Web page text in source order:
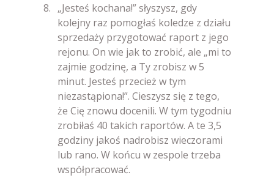
„Jesteś kochana!” słyszysz, gdy
kolejny raz pomogłaś koledze z działu
sprzedaży przygotować raport z jego
rejonu. On wie jak to zrobić, ale „mi to
zajmie godzinę, a Ty zrobisz w 5
minut. Jesteś przecież w tym
niezastąpiona!”. Cieszysz się z tego,
że Cię znowu docenili. W tym tygodniu
zrobiłaś 40 takich raportów. A te 3,5
godziny jakoś nadrobisz wieczorami
lub rano. W końcu w zespole trzeba
współpracować.